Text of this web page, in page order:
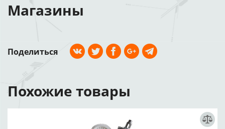
Магазины
Поделиться
Похожие товары